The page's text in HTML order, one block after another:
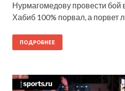
Нурмагомедову провести бой
Хабиб 100% порвал, а порвет
ПОДРОБНЕЕ